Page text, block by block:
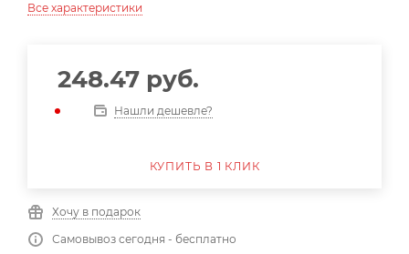
Все характеристики
248.47 руб.
Нашли дешевле?
КУПИТЬ В 1 КЛИК
Хочу в подарок
Самовывоз сегодня - бесплатно